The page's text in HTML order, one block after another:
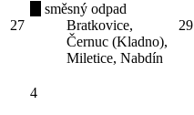
27
směsný odpad
Bratkovice,
Černuc (Kladno),
Miletice, Nabdín
29
4